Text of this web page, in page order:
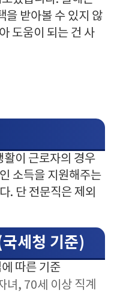
을 받아볼 수 있지 않
도움이 되는 건 사
활이 근로자의 경우
소득을 지원해주는
. 단 전문직은 제외
세청 기준)
따른 기준
녀, 70세 이상 직계